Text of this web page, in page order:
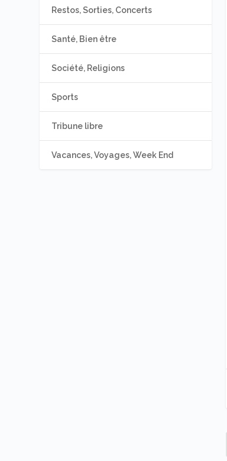
Restos, Sorties, Concerts
Santé, Bien être
Société, Religions
Sports
Tribune libre
Vacances, Voyages, Week End